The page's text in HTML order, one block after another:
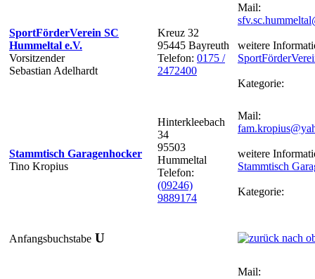
SportFörderVerein SC
Hummeltal e.V.
Vorsitzender
Sebastian Adelhardt
Kreuz 32
95445 Bayreuth
Telefon: 0175 /
2472400
Mail:
weitere
Kategorie:
Stammtisch Garagenhocker
Tino Kropius
Hinterkleebach
34
95503
Hummeltal
Telefon:
(09246)
9889174
Mail:
weitere
Stammtisch
Kategorie:
Anfangsbuchstabe U
Mail: